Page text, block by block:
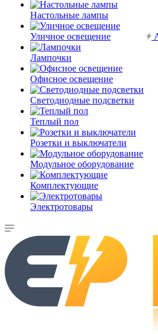
Настольные лампы
Уличное освещение
Лампочки
Офисное освещение
Светодиодные подсветки
Теплый пол
Розетки и выключатели
Модульное оборудование
Комплектующие
Электротовары